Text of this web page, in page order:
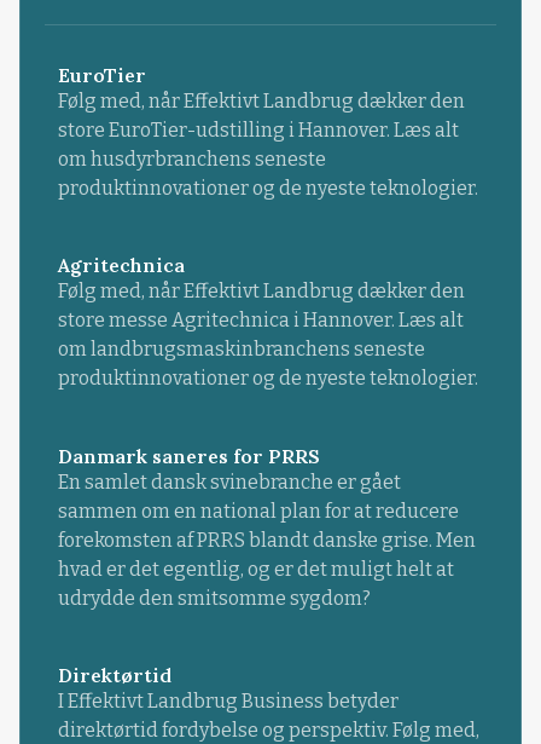
EuroTier
Følg med, når Effektivt Landbrug dækker den
store EuroTier-udstilling i Hannover. Læs alt
om husdyrbranchens seneste
produktinnovationer og de nyeste teknologier.
Agritechnica
Følg med, når Effektivt Landbrug dækker den
store messe Agritechnica i Hannover. Læs alt
om landbrugsmaskinbranchens seneste
produktinnovationer og de nyeste teknologier.
Danmark saneres for PRRS
En samlet dansk svinebranche er gået
sammen om en national plan for at reducere
forekomsten af PRRS blandt danske grise. Men
hvad er det egentlig, og er det muligt helt at
udrydde den smitsomme sygdom?
Direktørtid
I Effektivt Landbrug Business betyder
direktørtid fordybelse og perspektiv. Følg med,